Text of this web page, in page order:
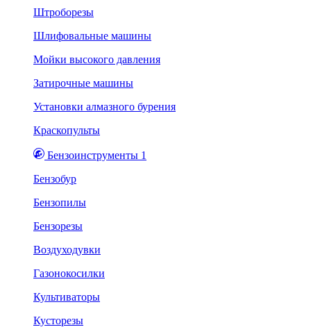
Штроборезы
Шлифовальные машины
Мойки высокого давления
Затирочные машины
Установки алмазного бурения
Краскопульты
Бензоинструменты 1
Бензобур
Бензопилы
Бензорезы
Воздуходувки
Газонокосилки
Культиваторы
Кусторезы